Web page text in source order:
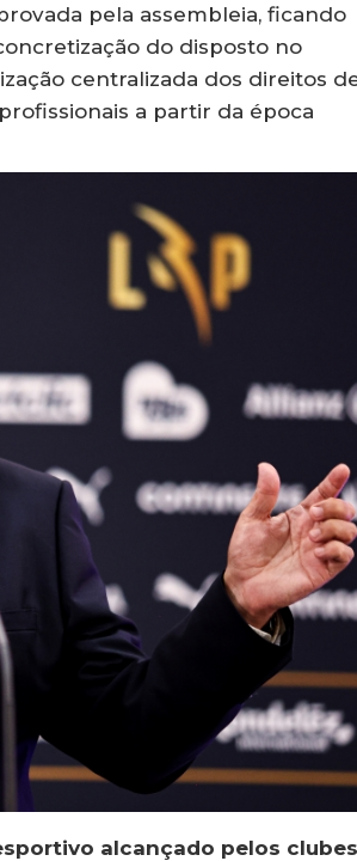
pela assembleia, ficando
do disposto no
centralizada dos direitos
a partir da época
alcançado pelos clubes